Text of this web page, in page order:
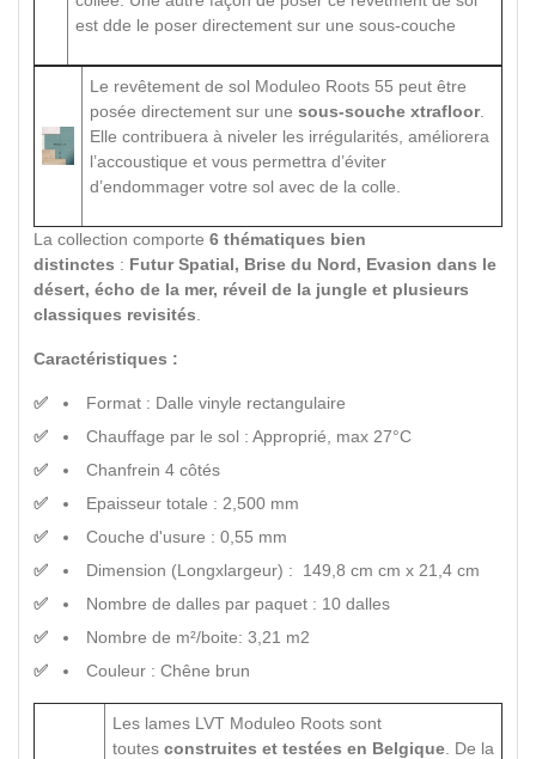
est dde le poser directement sur une sous-couche
Le revêtement de sol Moduleo Roots 55 peut être
posée directement sur une sous-souche xtrafloor.
Elle contribuera à niveler les irrégularités, améliorera
l’accoustique et vous permettra d’éviter
d’endommager votre sol avec de la colle.
La collection comporte 6 thématiques bien
distinctes : Futur Spatial, Brise du Nord, Evasion dans le
désert, écho de la mer, réveil de la jungle et plusieurs
classiques revisités
Caractéristiques :
Format : Dalle vinyle rectangulaire
Chauffage par le sol : Approprié, max 27°C
Chanfrein 4 côtés
Epaisseur totale : 2,500 mm
Couche d'usure : 0,55 mm
Dimension (Longxlargeur) : 149,8 cm cm x 21,4 cm
Nombre de dalles par paquet : 10 dalles
Nombre de m²/boite: 3,21 m2
Couleur : Chêne brun
Les lames LVT Moduleo Roots sont
toutes construites et testées en Belgique . De la